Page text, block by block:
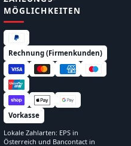
MÖGLICHKEITEN
Rechnung (Firmenkunden)
Vorkasse
Lokale Zahlarten: EPS in
Österreich und Bancontact in